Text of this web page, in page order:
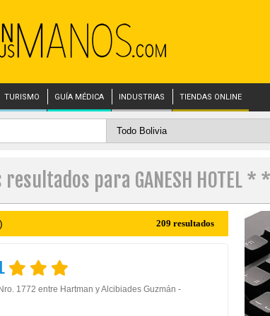
TURISMO GUÍA MÉDICA INDUSTRIAS TIENDAS ONLINE
resultados para GANESH HOTEL *
209 resultados
1772 entre Hartman y Alcibiades Guzmán -